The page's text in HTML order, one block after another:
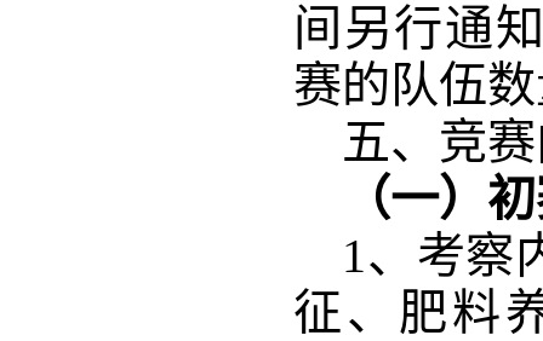
间另行通
赛的队伍
五、竞
（一）
1、考察
征、肥料